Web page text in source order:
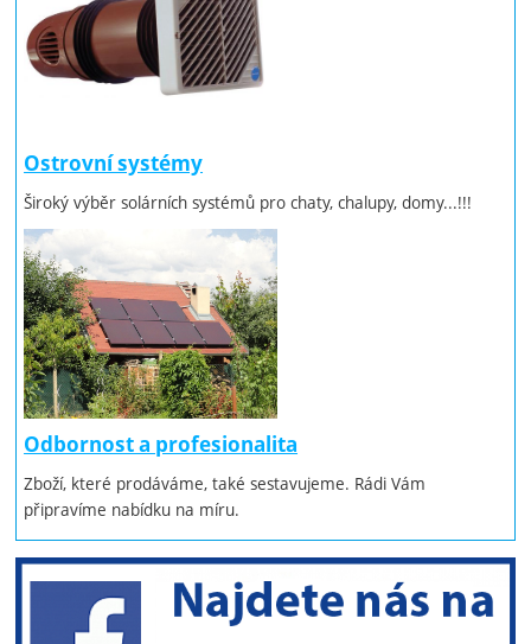
Ostrovní systémy
Široký výběr solárních systémů pro chaty, chalupy, domy...!!!
Odbornost a profesionalita
Zboží, které prodáváme, také sestavujeme. Rádi Vám
připravíme nabídku na míru.